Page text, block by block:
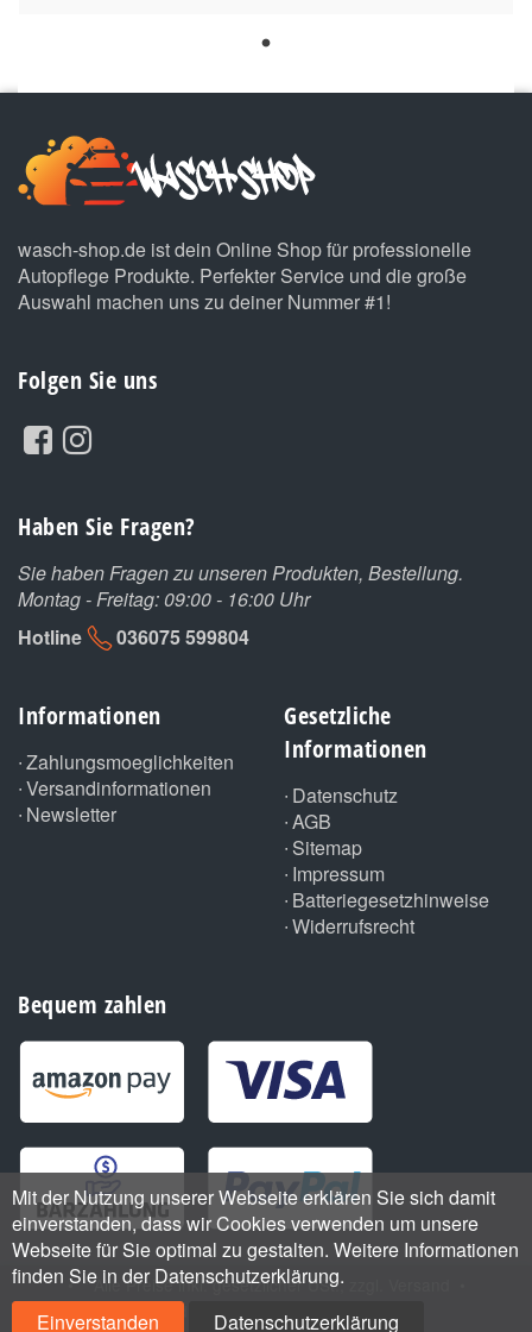
wasch-shop.de ist dein Online Shop für professionelle
Autopflege Produkte. Perfekter Service und die große
Auswahl machen uns zu deiner Nummer #1!
Folgen Sie uns
Haben Sie Fragen?
Sie haben Fragen zu unseren Produkten, Bestellung.
Montag - Freitag: 09:00 - 16:00 Uhr
Hotline
036075 599804
Informationen
Zahlungsmoeglichkeiten
Versandinformationen
Newsletter
Gesetzliche
Informationen
Datenschutz
AGB
Sitemap
Impressum
Batteriegesetzhinweise
Widerrufsrecht
Bequem zahlen
•*Alle Preise inkl. gesetzlicher USt., zzgl.
Handmade with
by ThemeArt
Mit der Nutzung unserer Webseite erklären Sie sich damit
einverstanden, dass wir Cookies verwenden um unsere
Webseite für Sie optimal zu gestalten. Weitere Informationen
finden Sie in der Datenschutzerklärung.
Einverstanden
Datenschutzerklärung